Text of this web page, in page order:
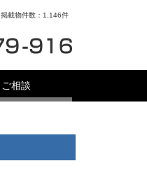
掲載物件数：1,146件
ご相談